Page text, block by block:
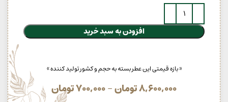
افزودن به سبد خرید
« بازه قیمتی این عطر بسته به حجم و کشور تولید کننده »
8,600,000تومان–
700,000تومان